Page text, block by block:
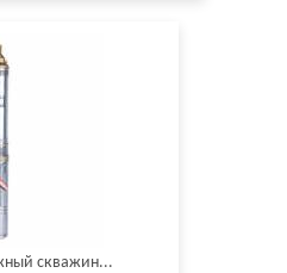
скважин...